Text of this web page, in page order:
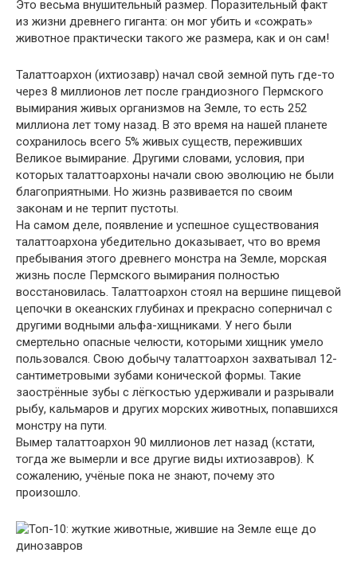
Это весьма внушительный размер. Поразительный факт
из жизни древнего гиганта: он мог убить и «сожрать»
животное практически такого же размера, как и он сам!
Талаттоархон (ихтиозавр) начал свой земной путь где-то
через 8 миллионов лет после грандиозного Пермского
вымирания живых организмов на Земле, то есть 252
миллиона лет тому назад. В это время на нашей планете
сохранилось всего 5% живых существ, переживших
Великое вымирание. Другими словами, условия, при
которых талаттоархоны начали свою эволюцию не были
благоприятными. Но жизнь развивается по своим
законам и не терпит пустоты.
На самом деле, появление и успешное существования
талаттоархона убедительно доказывает, что во время
пребывания этого древнего монстра на Земле, морская
жизнь после Пермского вымирания полностью
восстановилась. Талаттоархон стоял на вершине пищевой
цепочки в океанских глубинах и прекрасно соперничал с
другими водными альфа-хищниками. У него были
смертельно опасные челюсти, которыми хищник умело
пользовался. Свою добычу талаттоархон захватывал 12-
сантиметровыми зубами конической формы. Такие
заострённые зубы с лёгкостью удерживали и разрывали
рыбу, кальмаров и других морских животных, попавшихся
монстру на пути.
Вымер талаттоархон 90 миллионов лет назад (кстати,
тогда же вымерли и все другие виды ихтиозавров). К
сожалению, учёные пока не знают, почему это
произошло.